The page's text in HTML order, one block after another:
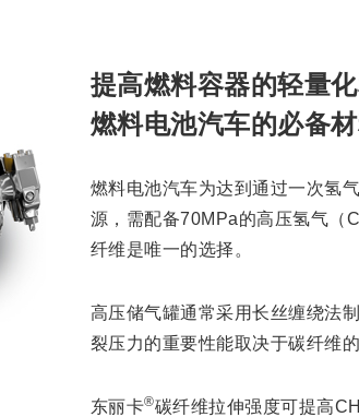
提高燃料容器的轻量化
燃料电池汽车的必备材
燃料电池汽车为达到通过一次氢
源，需配备70MPa的高压氢气（
纤维是唯一的选择。
高压储气罐通常采用长丝缠绕法
裂压力的重要性能取决于碳纤维的
东丽卡®碳纤维拉伸强度可提高